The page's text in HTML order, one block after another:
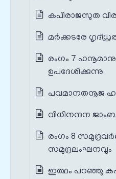
കപിരാജസുത വീര
മര്‍ക്കടരേ
രംഗം 7
ഉപദേശിക്കുന്നു
പവമാനതനൂജ
വിധിനന്ദന
രംഗം 8
സമുദ്രലംഘനവും
ഇത്ഥം പറഞ്ഞു